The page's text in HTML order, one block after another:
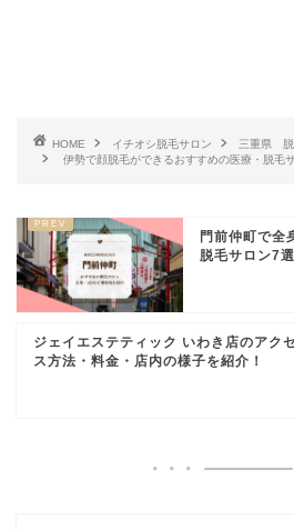
HOME イチオシ脱毛サロン 三重県
伊勢で顔脱毛ができるおすすめの医療・脱毛
門前仲町で全
脱毛サロン7選
ジェイエステティック いわき店のアク
ス方法・料金・店内の様子を紹介！